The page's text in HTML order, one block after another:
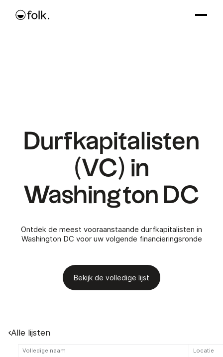
Durfkapitalisten
(VC) in
Washington DC
Ontdek de meest vooraanstaande durfkapitalisten in
Washington DC voor uw volgende financieringsronde
Bekijk de volledige lijst
Alle lijsten
Volledige naam Locatie